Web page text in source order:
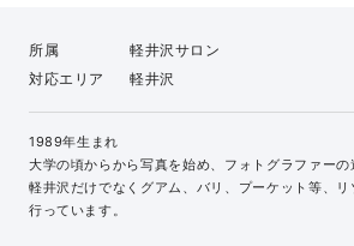
所属
軽井沢サロン
対応エリア
軽井沢
1989年生まれ
大学の頃からから写真を始め、フォトグラファーの
軽井沢だけでなくグアム、バリ、プーケット等、リ
行っています。